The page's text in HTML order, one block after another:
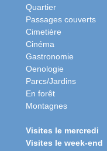
Quartier
Passages couverts
Cimetière
Cinéma
Gastronomie
Oenologie
Parcs/Jardins
En forêt
Montagnes
Visites le mercredi
Visites le week-end